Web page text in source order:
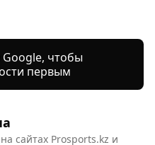
сайтах Prosports.kz и
чтобы
первым